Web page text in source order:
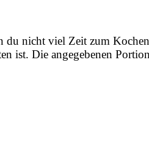
du nicht viel Zeit zum
ist. Die angegebenen